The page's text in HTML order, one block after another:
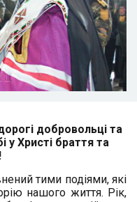
добровольці та
у Христі браття та
тими подіями, які
нашого життя. Рік,